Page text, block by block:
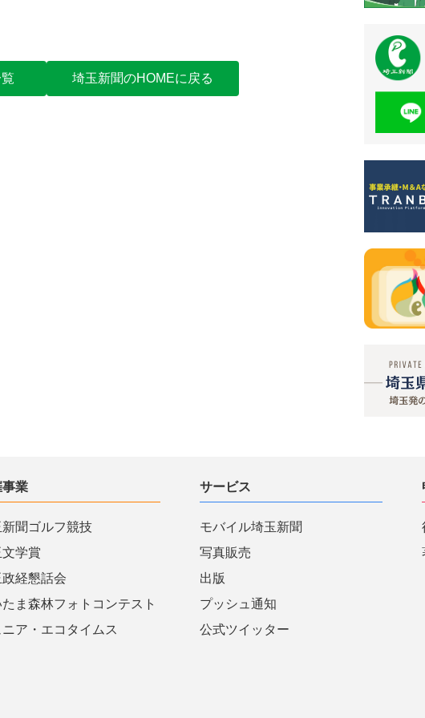
埼玉新聞のHOMEに戻る
事業
聞ゴルフ競技
学賞
経懇話会
たま森林フォトコンテスト
ニア・エコタイムス
サービス
モバイル埼玉新聞
写真販売
出版
プッシュ通知
公式ツイッター